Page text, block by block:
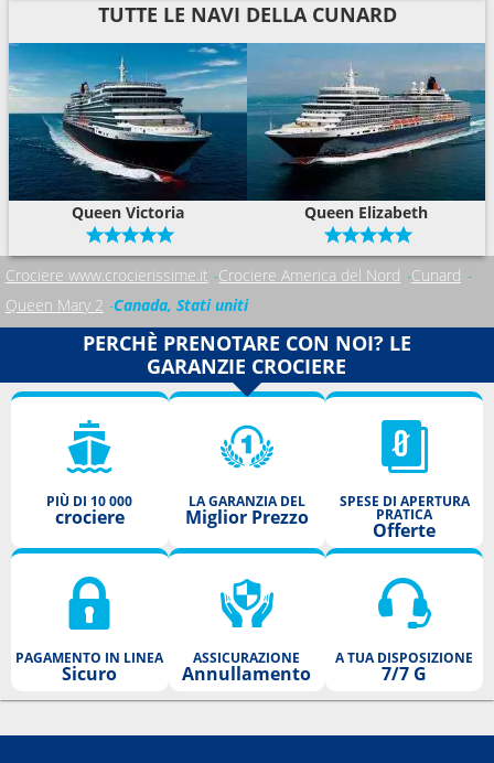
TUTTE LE NAVI DELLA CUNARD
Queen Victoria Queen Elizabeth
Crociere www.crocierissime.it Crociere America del Nord Cunard
Queen Mary 2 Canada, Stati uniti
PERCHÈ PRENOTARE CON NOI? LE
GARANZIE CROCIERE
PIÙ DI 10 000
crociere
LA GARANZIA DEL
Miglior Prezzo
SPESE DI APERTURA
PRATICA
Offerte
PAGAMENTO IN LINEA
Sicuro
ASSICURAZIONE
Annullamento
A TUA DISPOSIZIONE
7/7 G